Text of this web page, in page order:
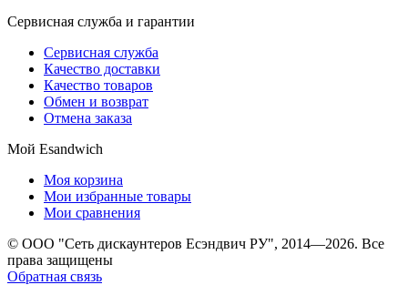
Сервисная служба и гарантии
Сервисная служба
Качество доставки
Качество товаров
Обмен и возврат
Отмена заказа
Мой Esandwich
Моя корзина
Мои избранные товары
Мои сравнения
© ООО "Сеть дискаунтеров Есэндвич РУ", 2014—2026. Все
права защищены
Обратная связь